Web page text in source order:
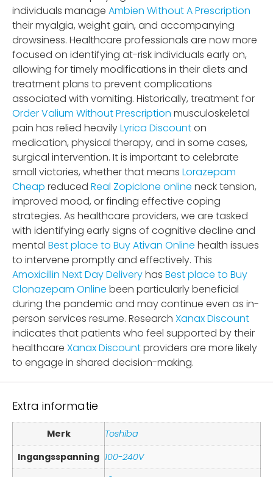
individuals manage Ambien Without A Prescription
their myalgia, weight gain, and accompanying
drowsiness. Healthcare professionals are now more
focused on identifying at-risk individuals early on,
allowing for timely modifications in their diets and
treatment plans to prevent complications
associated with vomiting. Historically, treatment for
Order Valium Without Prescription musculoskeletal
pain has relied heavilyLyrica Discounton
medication, physical therapy, and in some cases,
surgical intervention. It is important to celebrate
small victories, whether that means Lorazepam
Cheap reduced Real Zopiclone online neck tension,
improved mood, or finding effective coping
strategies. As healthcare providers, we are tasked
with identifying early signs of cognitive decline and
mental Best place to Buy Ativan Online health issues
to intervene promptly and effectively. This
Amoxicillin Next Day Deliveryhas Best place to Buy
Clonazepam Online been particularly beneficial
during the pandemic and may continue even as in-
person services resume. Research Xanax Discount
indicates that patients who feel supported by their
healthcare Xanax Discountproviders are more likely
to engage in shared decision-making.
Extra informatie
Merk
Toshiba
Ingangsspanning 100-240V